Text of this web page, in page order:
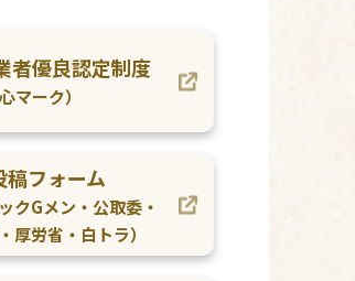
者優良認定制度
マーク）
稿フォーム
クGメン・ 公取委・
厚労省・白トラ）